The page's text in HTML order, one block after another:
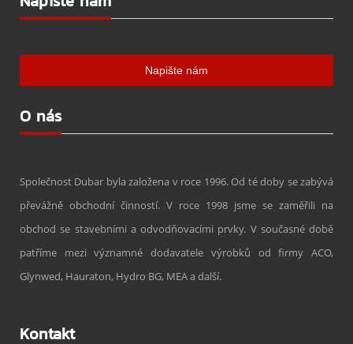
O nás
Společnost Dubar byla založena v roce 1996. Od té doby se zabývá
převážně obchodní činností. V roce 1998 jsme se zaměřili na
obchod se stavebními a odvodňovacími prvky. V současné době
patříme mezi významné dodavatele výrobků od firmy ACO,
Glynwed, Hauraton, Hydro BG, MEA a další.
Kontakt